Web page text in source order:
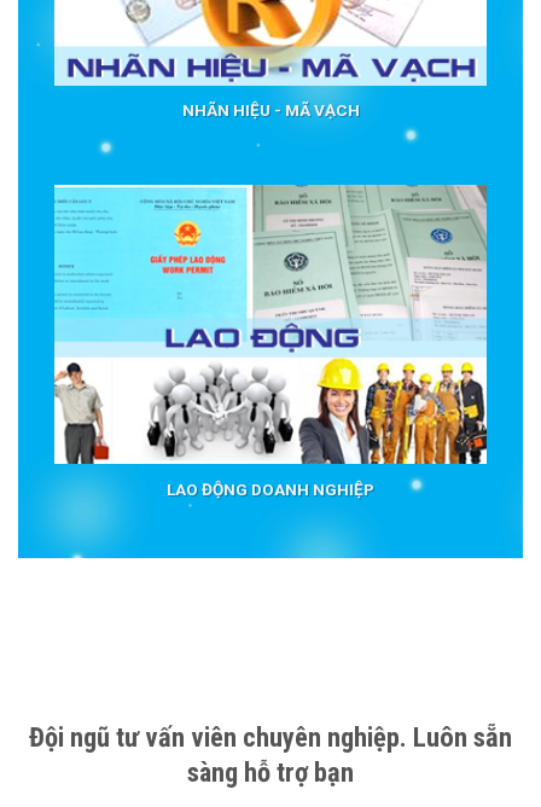
NHÃN HIỆU - MÃ VẠCH
LAO ĐỘNG DOANH NGHIỆP
Đội ngũ tư vấn viên chuyên nghiệp. Luôn sẵn
sàng hỗ trợ bạn